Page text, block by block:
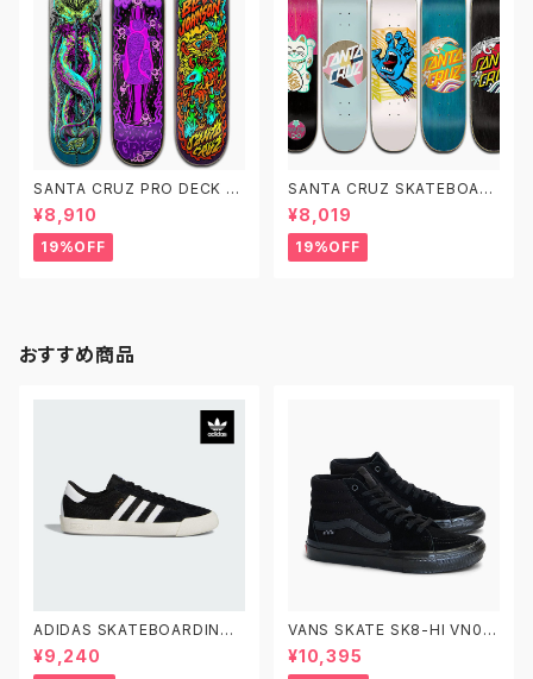
SANTA CRUZ PRO DECK サ
ンタクルーズ スケートボード デ
ッキ 8.0 8.28 8.375
¥8,910
19%OFF
SANTA CRUZ SKATEBOAR
D DECK サンタクルーズ スケー
トボード デッキ 7.75 8.0 8.125
8.25 8.5
¥8,019
19%OFF
おすすめ商品
ADIDAS SKATEBOARDING
NORA GV6777 26.0-29.0
アディダス スケートボーディング
¥9,240
VANS SKATE SK8-HI VN0A
5FCCBKA 26.0-29.0 ヴァン
ズ スケートスケートハイ
¥10,395